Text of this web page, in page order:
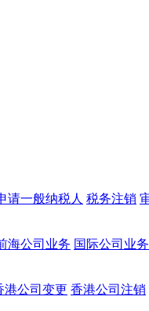
请一般纳税人 税务注销
海公司业务 国际公司业务
港公司变更 香港公司注销